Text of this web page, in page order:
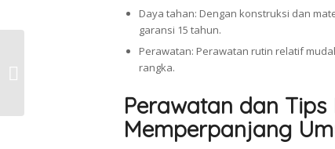
Daya tahan: Dengan konstruksi dan
garansi 15 tahun.
Perawatan: Perawatan rutin relatif
rangka.
Perawatan dan
Memperpanjang
Kanopi Membran Kabupaten Bogor